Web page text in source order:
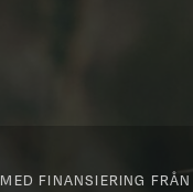
MED FINANSIERING FRÅN